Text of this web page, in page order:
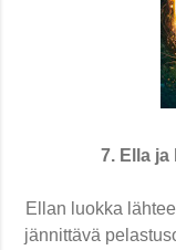
7. Ella ja
Ellan luokka
jännittävä